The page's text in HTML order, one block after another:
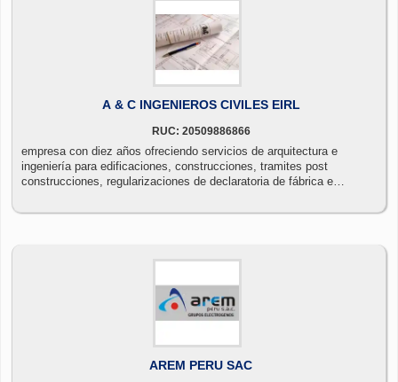
A & C INGENIEROS CIVILES EIRL
RUC: 20509886866
empresa con diez años ofreciendo servicios de arquitectura e
ingeniería para edificaciones, construcciones, tramites post
construcciones, regularizaciones de declaratoria de fábrica e
AREM PERU SAC